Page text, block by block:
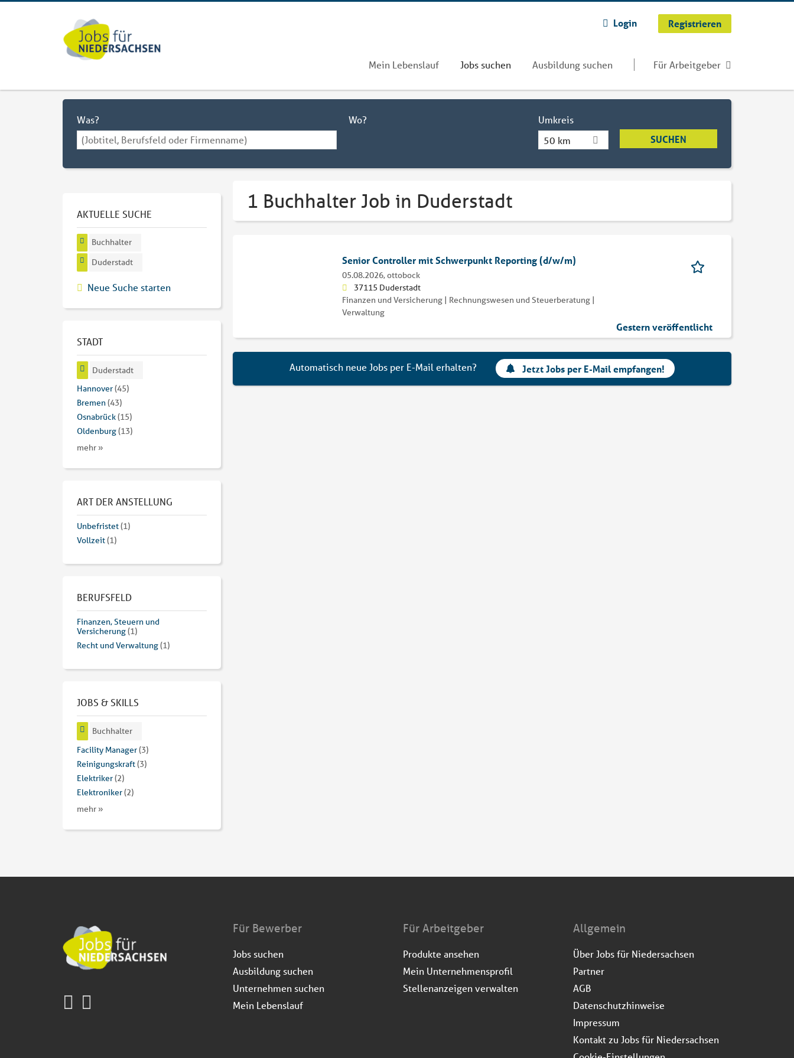
Login Registrieren
Mein Lebenslauf Jobs suchen Ausbildung suchen Für Arbeitgeber
Was? Wo?
Umkreis
50 km
1 Buchhalter Job in Duderstadt
Senior Controller mit Schwerpunkt Reporting (d/w/m)
05.08.2026,ottobock
37115 Duderstadt
Finanzen und Versicherung | Rechnungswesen und Steuerberatung |
Verwaltung
Gestern veröffentlicht
Automatisch neue Jobs per E-Mail erhalten? Jetzt Jobs per E-Mail empfangen!
AKTUELLE SUCHE
Buchhalter
Duderstadt
Neue Suche starten
STADT
Duderstadt
Hannover(45)
Bremen(43)
Osnabrück(15)
Oldenburg(13)
mehr »
ART DER ANSTELLUNG
Unbefristet(1)
Vollzeit(1)
BERUFSFELD
Finanzen, Steuern und
Versicherung(1)
Recht und Verwaltung(1)
JOBS & SKILLS
Buchhalter
Facility Manager(3)
Reinigungskraft(3)
Elektriker(2)
Elektroniker(2)
mehr »
Für Bewerber
Jobs suchen
Ausbildung suchen
Unternehmen suchen
Mein Lebenslauf
Für Arbeitgeber
Produkte ansehen
Mein Unternehmensprofil
Stellenanzeigen verwalten
Allgemein
Über Jobs für Niedersachsen
Partner
AGB
Datenschutzhinweise
Impressum
Kontakt zu Jobs für Niedersachsen